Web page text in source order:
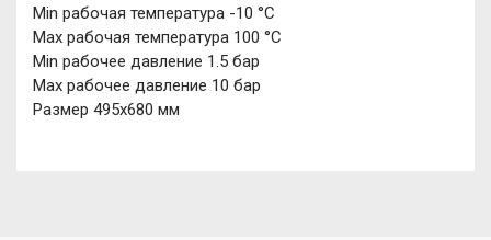
Min рабочая температура -10 °С
Мах рабочая температура 100 °С
Min рабочее давление 1.5 бар
Max рабочее давление 10 бар
Размер 495x680 мм